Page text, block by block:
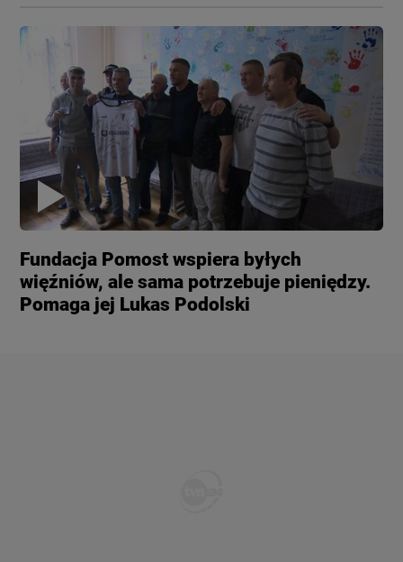
Fundacja Pomost wspiera byłych
więźniów, ale sama potrzebuje pieniędzy.
Pomaga jej Lukas Podolski